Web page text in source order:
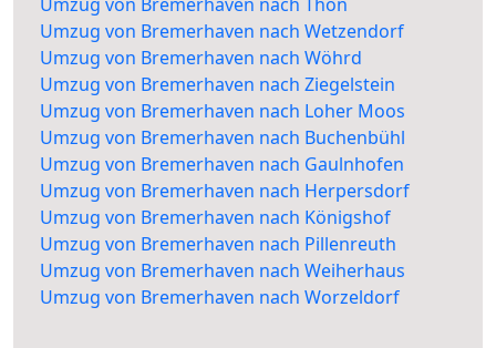
Umzug von Bremerhaven nach Wetzendorf
Umzug von Bremerhaven nach Wöhrd
Umzug von Bremerhaven nach Ziegelstein
Umzug von Bremerhaven nach Loher Moos
Umzug von Bremerhaven nach Buchenbühl
Umzug von Bremerhaven nach Gaulnhofen
Umzug von Bremerhaven nach Herpersdorf
Umzug von Bremerhaven nach Königshof
Umzug von Bremerhaven nach Pillenreuth
Umzug von Bremerhaven nach Weiherhaus
Umzug von Bremerhaven nach Worzeldorf